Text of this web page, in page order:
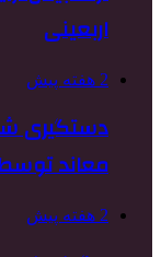
اربعینی
2 هفته پیش
دستگیری
معاند
2 هفته پیش